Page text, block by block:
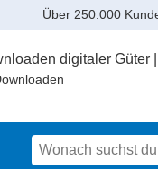
Über 250.000